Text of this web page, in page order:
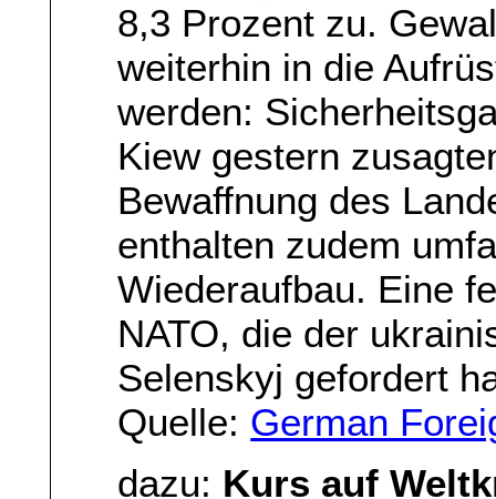
8,3 Prozent zu.
weiterhin in die
werden:
Kiew gestern
Bewaffnung des
enthalten zudem
Wiederaufbau. Eine
NATO, die der
Selenskyj gefordert
Quelle: German
dazu: Kurs auf